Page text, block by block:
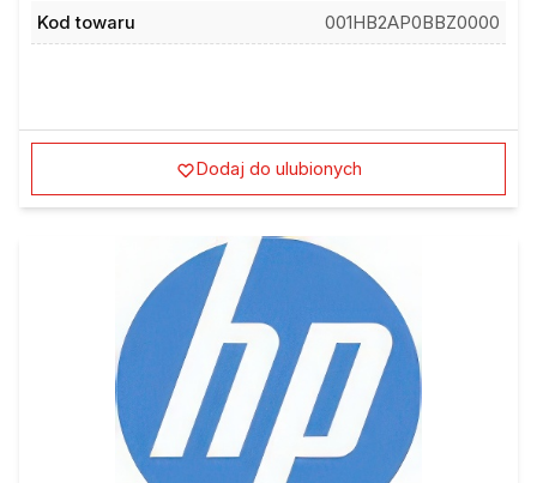
Kod towaru
001HB2AP0BBZ0000
Dodaj do ulubionych